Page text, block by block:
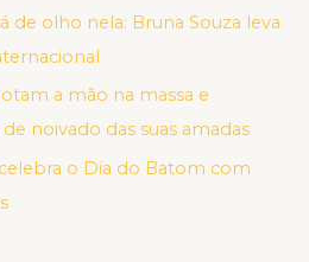
de olho nela: Bruna Souza leva
a mão na massa e
noivado das suas amadas
o Dia do Batom com